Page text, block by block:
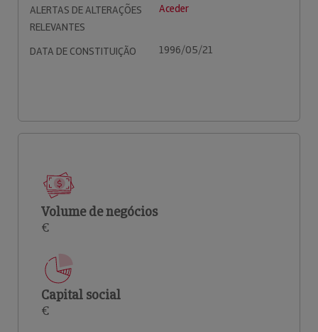
ALERTAS DE ALTERAÇÕES
RELEVANTES
Aceder
DATA DE CONSTITUIÇÃO 1996/05/21
Volume de negócios
€
Capital social
€